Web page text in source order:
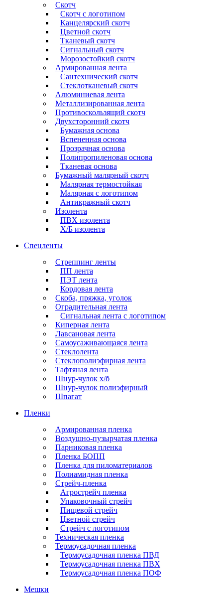
Скотч
Скотч с логотипом
Канцелярский скотч
Цветной скотч
Тканевый скотч
Сигнальный скотч
Морозостойкий скотч
Армированная лента
Сантехнический скотч
Стеклотканевый скотч
Алюминиевая лента
Металлизированная лента
Противоскользящий скотч
Двухсторонний скотч
Бумажная основа
Вспененная основа
Прозрачная основа
Полипропиленовая основа
Тканевая основа
Бумажный малярный скотч
Малярная термостойкая
Малярная с логотипом
Антикражный скотч
Изолента
ПВХ изолента
Х/Б изолента
Спецленты
Стреппинг ленты
ПП лента
ПЭТ лента
Кордовая лента
Скоба, пряжка, уголок
Оградительная лента
Сигнальная лента с логотипом
Киперная лента
Лавсановая лента
Самоусаживающаяся лента
Стеклолента
Стеклополиэфирная лента
Тафтяная лента
Шнур-чулок х/б
Шнур-чулок полиэфирный
Шпагат
Пленки
Армированная пленка
Воздушно-пузырчатая пленка
Парниковая пленка
Пленка БОПП
Пленка для пиломатериалов
Полиамидная пленка
Стрейч-пленка
Агрострейч пленка
Упаковочный стрейч
Пищевой стрейч
Цветной стрейч
Стрейч с логотипом
Техническая пленка
Термоусадочная пленка
Термоусадочная пленка ПВД
Термоусадочная пленка ПВХ
Термоусадочная пленка ПОФ
Мешки